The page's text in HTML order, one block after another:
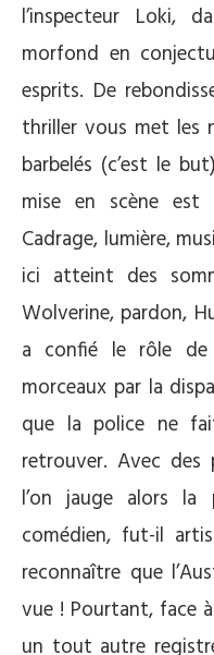
l’inspecteur Loki,
morfond en
esprits. De
thriller vous met les
barbelés (c’est le
mise en scène est
Cadrage, lumière,
ici atteint des
Wolverine, pardon,
a confié le rôle de
morceaux par la
que la police ne
retrouver. Avec des
l’on jauge alors la
comédien, fut-il
reconnaître que
vue ! Pourtant, face
un tout autre